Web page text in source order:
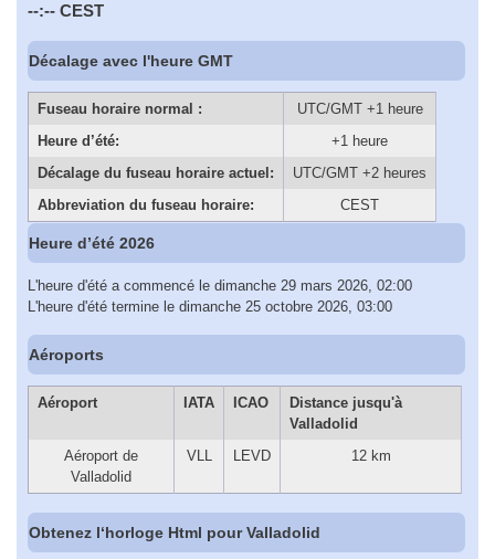
--:-- CEST
Décalage avec l'heure GMT
Fuseau horaire normal :
UTC/GMT +1 heure
Heure d’été:
+1 heure
Décalage du fuseau horaire actuel:
UTC/GMT +2 heures
Abbreviation du fuseau horaire:
CEST
Heure d’été 2026
L'heure d'été a commencé le dimanche 29 mars 2026, 02:00
L'heure d'été termine le dimanche 25 octobre 2026, 03:00
Aéroports
Aéroport IATA ICAO
Distance jusqu'à
Valladolid
Aéroport de
Valladolid
VLL LEVD 12 km
Obtenez l‘horloge Html pour Valladolid